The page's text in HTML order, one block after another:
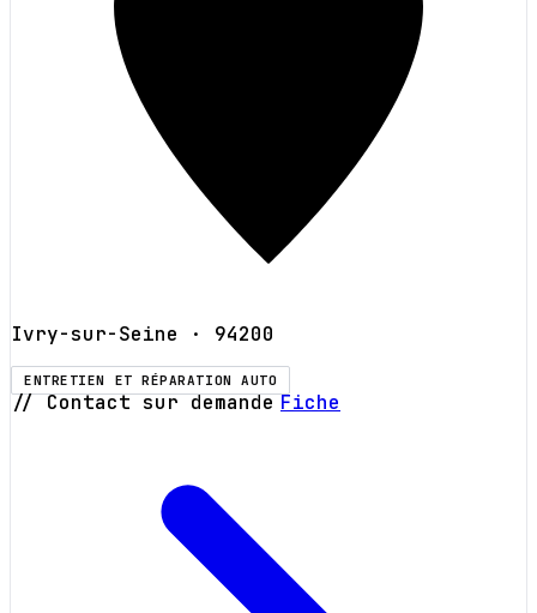
Ivry-sur-Seine · 94200
ENTRETIEN ET RÉPARATION AUTO
// Contact sur demande Fiche